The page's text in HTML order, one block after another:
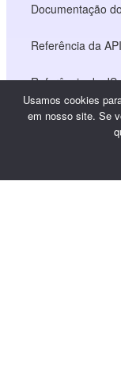
Documentação
Referência da API
Referência do JS
Centro de
Usamos cookies
em nosso site. Se